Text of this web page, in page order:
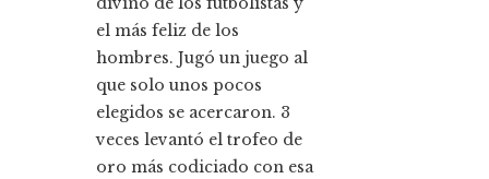
el más feliz de los
hombres. Jugó un juego al
que solo unos pocos
elegidos se acercaron. 3
veces levantó el trofeo de
oro más codiciado con esa